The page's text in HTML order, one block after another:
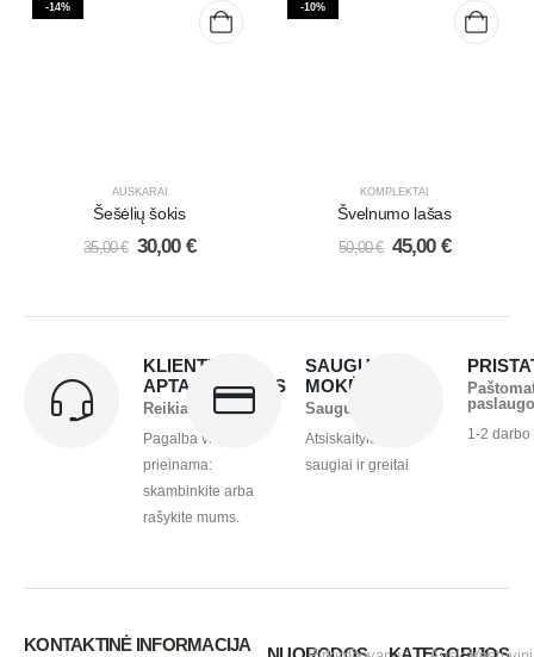
-14%
AUSKARAI
Šešėlių šokis
35,00€ 30,00 €
-10%
KOMPLEKTAI
Švelnumo lašas
50,00€ 45,00 €
KLIENTŲ
APTARNAVIMAS
Reikia pagalbos?
Pagalba visada
prieinama:
skambinkite arba
rašykite mums.
SAUGUS
MOKĖJIMAS
Saugu ir greita
Atsiskaitykite
saugiai ir greitai
1-2
KONTAKTINĖ INFORMACIJA